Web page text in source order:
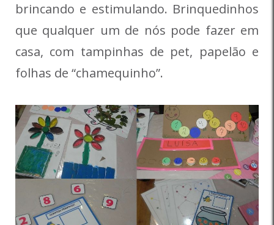
brincando e estimulando. Brinquedinhos
que qualquer um de nós pode fazer em
casa, com tampinhas de pet, papelão e
folhas de “chamequinho”.